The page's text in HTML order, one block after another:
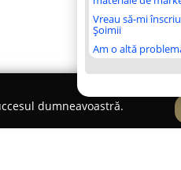
Vreau să-mi
Șoimii
Am o altă
dumneavoastră.